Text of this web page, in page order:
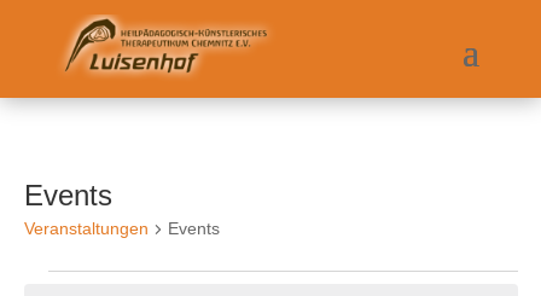
Events
Veranstaltungen Events